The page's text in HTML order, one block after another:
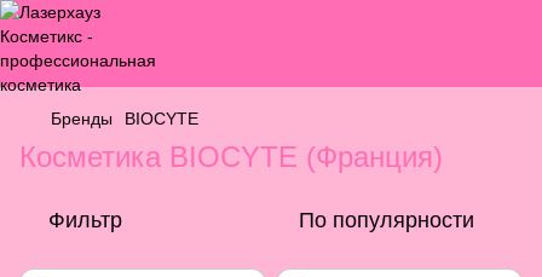
Бренды BIOCYTE
Косметика BIOCYTE (Франция)
Фильтр По популярности